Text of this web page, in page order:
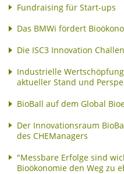
Fundraising für Start-ups
Das BMWi fördert
Die ISC3 Innovation
Industrielle
aktueller Stand und
BioBall auf dem Global
Der Innovationsraum
des CHEManagers
"Messbare Erfolge sind
Bioökonomie den Weg zu